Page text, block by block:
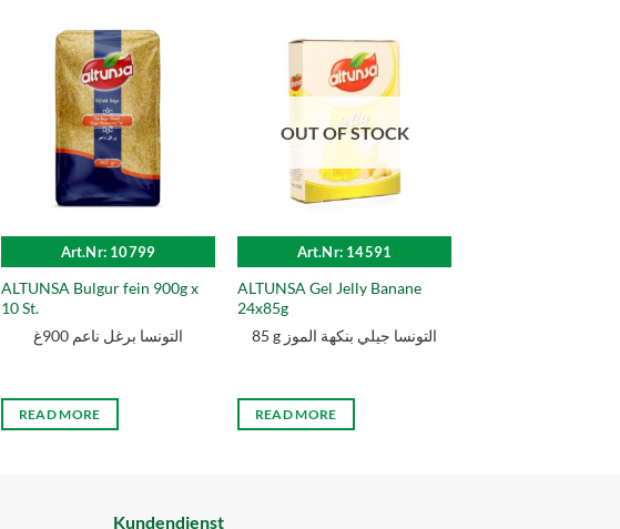
Art.Nr: 10799
ALTUNSA Bulgur fein 900g x
10 St.
التونسا برغل ناعم 900غ
READ MORE
OUT OF STOCK
Art.Nr: 14591
ALTUNSA Gel Jelly Banane
24x85g
85 g التونسا جيلي بنكهة الموز
READ MORE
Kundendienst